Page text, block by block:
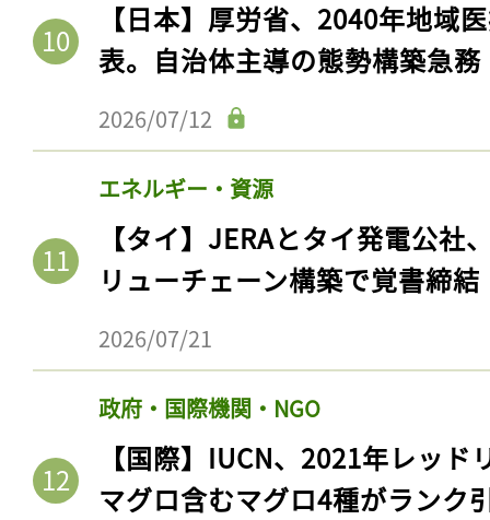
【日本】厚労省、2040年地域
表。自治体主導の態勢構築急務
2026/07/12
エネルギー・資源
【タイ】JERAとタイ発電公社
リューチェーン構築で覚書締結
2026/07/21
政府・国際機関・NGO
【国際】IUCN、2021年レッ
マグロ含むマグロ4種がランク